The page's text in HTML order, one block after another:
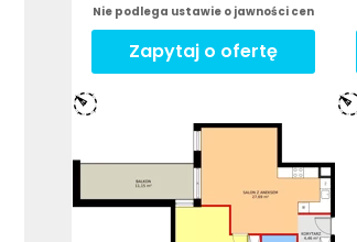
Nie podlega ustawie o jawności cen
Zapytaj o ofertę